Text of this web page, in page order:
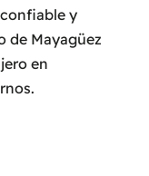
y
de Mayagüez
en